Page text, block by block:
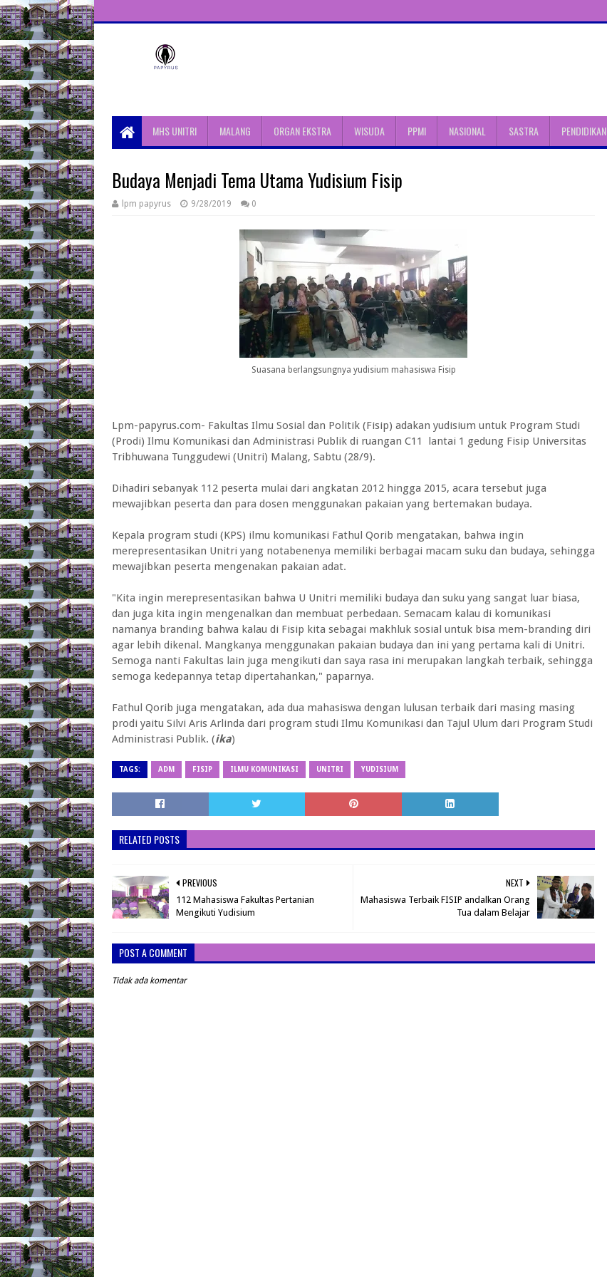
Unit Aktivitas Pers Mahasiswa
Papyrus UnitriMHS UNITRI MALANG ORGAN EKSTRA WISUDA PPMI NASIONAL SASTRA PENDIDIKAN
Budaya Menjadi Tema Utama Yudisium Fisip
lpm papyrus 9/28/2019 0
Suasana berlangsungnya yudisium mahasiswa Fisip
Lpm-papyrus.com- Fakultas Ilmu Sosial dan Politik (Fisip) adakan yudisium untuk Program Studi
(Prodi) Ilmu Komunikasi dan Administrasi Publik di ruangan C11 lantai 1 gedung Fisip Universitas
Tribhuwana Tunggudewi (Unitri) Malang, Sabtu (28/9).
Dihadiri sebanyak 112 peserta mulai dari angkatan 2012 hingga 2015, acara tersebut juga
mewajibkan peserta dan para dosen menggunakan pakaian yang bertemakan budaya.
Kepala program studi (KPS) ilmu komunikasi Fathul Qorib mengatakan, bahwa ingin
merepresentasikan Unitri yang notabenenya memiliki berbagai macam suku dan budaya, sehingga
mewajibkan peserta mengenakan pakaian adat.
"Kita ingin merepresentasikan bahwa U Unitri memiliki budaya dan suku yang sangat luar biasa,
dan juga kita ingin mengenalkan dan membuat perbedaan. Semacam kalau di komunikasi
namanya branding bahwa kalau di Fisip kita sebagai makhluk sosial untuk bisa mem-branding diri
agar lebih dikenal. Mangkanya menggunakan pakaian budaya dan ini yang pertama kali di Unitri.
Semoga nanti Fakultas lain juga mengikuti dan saya rasa ini merupakan langkah terbaik, sehingga
semoga kedepannya tetap dipertahankan," paparnya.
Fathul Qorib juga mengatakan, ada dua mahasiswa dengan lulusan terbaik dari masing masing
prodi yaitu Silvi Aris Arlinda dari program studi Ilmu Komunikasi dan Tajul Ulum dari Program Studi
Administrasi Publik. (ika)
TAGS: ADM FISIP ILMU KOMUNIKASI UNITRI YUDISIUM
RELATED POSTS
NEXT
Mahasiswa Terbaik FISIP andalkan Orang
Tua dalam Belajar
PREVIOUS
112 Mahasiswa Fakultas Pertanian
Mengikuti Yudisium
POST A COMMENT
Tidak ada komentar